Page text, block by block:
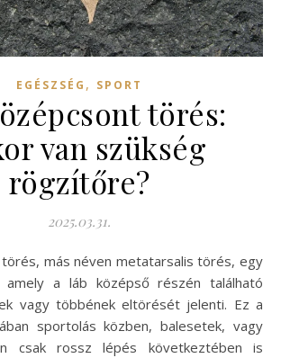
EGÉSZSÉG , SPORT
törés:
van szükség
rögzítőre?
2025.03.31.
amely a láb középső részén található
vagy többének eltörését jelenti. Ez a
sportolás közben, balesetek, vagy
csak rossz lépés következtében is